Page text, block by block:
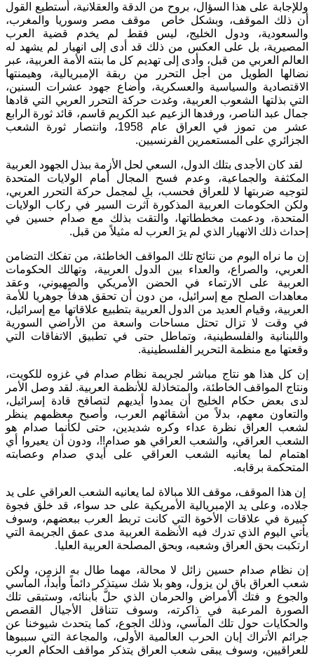
وللإجابة على هذا السؤال، بروح من الدقة والعقلانية، أستطيع القول
أن ذلك الموقف، وبشكل خاص موقف مصر وسوريا والمغرب،
والسعودية، ودول الخليج، ليس فقط لم يخدم قضية العرب
المصيرية، بل على العكس من ذلك قد أدى إلى انهيار لم يشهد له
العالم العربي من قبل، وأدى إلى تهديم كل ما بنته الأمة العربية، عبر
نضالها الطويل من أجل التحرر من ربقة الإمبريالية، وهيمنتها
الاقتصادية والسياسية والعسكرية، وأضاع جهود عشرات السنين،
التي بذلتها الشعوب العربية، وغدت حركة التحرر العربي التي قادها
جمال عبد الناصر، ورفدها الزعيم عبد الكريم قاسم، قائد ثورة الرابع
عشر من تموز في العراق عام 1958، وانتصار ثورة الشعب
الجزائري على المستعمرين الفرنسيين.
لقد كان الأجدى بتلك الدول، السعي لحل الأزمة ببذل الجهود العربية
المكثفة والجماعية، وعدم فسح المجال أمام الولايات المتحدة
لتوجيه ضربتها لا للعراق فحسب، بل لمجمل حركة التحرر العربي،
ولكن الحكومات العربية المذكورة آثرت السير في ركاب الولايات
المتحدة، ودعمت مخططاتها، والتقت بذلك مع صدام حسين في
إحداث ذلك الانهيار الذي لم يرَ العرب له مثيلاً من قبل.
إن ما نراه اليوم من نتائج تلك المواقف الخاطئة، من تفكك التضامن
العربي، والصراع، والعداء بين الدول العربية، وتهالك الحكومات
العربية على الارتماء في الحضن الأمريكي والصهيوني، وعقد
معاهدات الصلح مع إسرائيل، من دون أن تحقق هدفاً جوهريا للأمة
العربية، وقيام العديد من الدول العربية بتطبيع علاقاتها مع إسرائيل،
في وقت لا تزال تحتل مساحات واسعة من الأراضي السورية
واللبنانية والفلسطينية، وتماطل حتى في تطبيق الاتفاقات التي
وقعتها مع منظمة التحرير الفلسطينية.
إن كل هذا هو نتاج مباشر لجريمة نظام صدام في غزوه للكويت،
ونتاج المواقف الخاطئة، والمتخاذلة للأنظمة العربية. لقد وصل الأمر
لدى بعض حكام الخليج أن يمدوا أيديهم لتصافح قادة إسرائيل،
والتعاون معهم، بدلاً من أشقائهم العرب، وأصبح معظمهم ينظر
لشعب العراق نظرة عداء وكره شديدين، حتى لكأنما صدام هو
الشعب العراقي، والشعب العراقي هو صدام!!، ودون أن يعيروا أي
اهتمام لما يعانيه الشعب العراقي على أيدي صدام وعصابته
المتحكمة برقابه.
إن هذا الموقف، موقف اللا مبالاة لما يعانيه الشعب العراقي على يد
جلاده، وعلى يد الإمبريالية الأمريكية على حد سواء، قد خلق فجوة
كبيرة في علاقات الأخوة التي كانت تربط العرب ببعضهم، وسوف
يأتي اليوم الذي تدرك فيه الأنظمة العربية مدى عمق الجريمة التي
ارتكبت بحق العراق وشعبه، وبحق المصلحة العربية العليا.
إن نظام صدام حسين زائل لا محالة، مهما طال به الزمن، ولكن
شعب العراق باقٍ لن يزول، وهو بلا شك سيتذكر دائماً وأبداً، المآسي
والجوع و فتك الأمراض والحرمان الذي حلَّ بأبنائه، وستبقى تلك
الصورة المرعبة في ذاكرته، وسوف تتناقل الأجيال القصص
والحكايات حول تلك المآسي، وذلك الجوع، كما يتحدث شيوخنا عن
جرائم الأتراك إبان الحرب العالمية الأولى، والمجاعة التي سببوها
للعراقيين، وسوف يبقى شعب العراق يتذكر مواقف الحكام العرب